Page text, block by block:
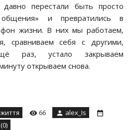
перестали быть просто
и превратились в
жизни. В них мы работаем,
сравниваем себя с другими,
раз, устало закрываем
открываем снова.
66
alex_Is